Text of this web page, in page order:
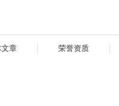
章 荣誉资质